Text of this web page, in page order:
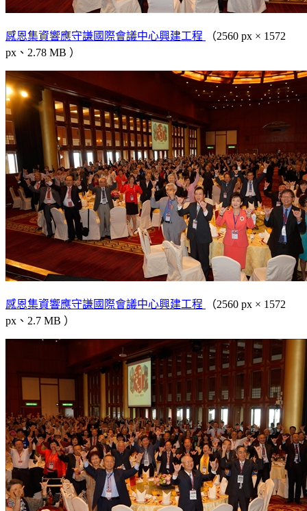
感恩集資響應守謙國際會議中心興建工程
（2560 px × 1572
px、2.78 MB ）
感恩集資響應守謙國際會議中心興建工程
（2560 px × 1572
px、2.7 MB ）